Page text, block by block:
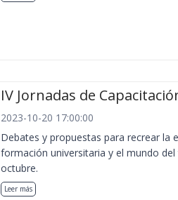
IV Jornadas de
2023-10-20 17:00:00
Debates y propuestas para recrear la
formación universitaria y el mundo
octubre.
Leer más